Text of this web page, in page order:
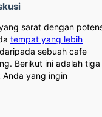
sarat dengan
tempat yang lebih
sebuah cafe
Berikut ini adalah tiga
yang ingin